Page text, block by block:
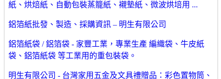
紙、烘焙紙、自動包裝蒸籠紙、襯墊紙、微波烘培用 ...
鋁箔紙批發、製造、採購資訊 – 明生有限公司
鋁箔紙袋 / 鋁箔袋 - 家豐工業，專業生產 編織袋、牛皮紙
袋、鋁箔紙袋 等工業用的重包裝袋。
明生有限公司 - 台灣家用五金及文具禮贈品：彩色置物筒、